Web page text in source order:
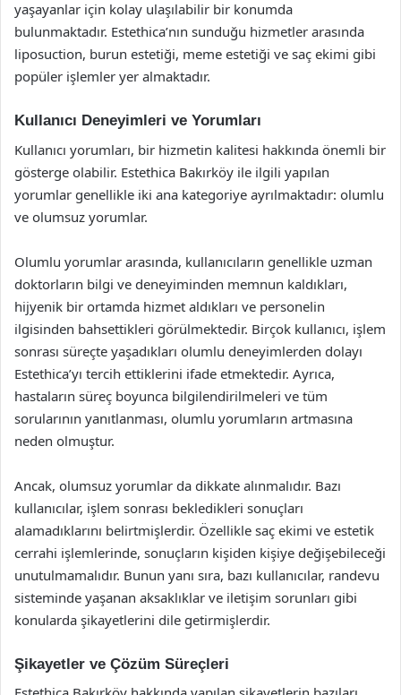
yaşayanlar için kolay ulaşılabilir bir konumda
bulunmaktadır. Estethica’nın sunduğu hizmetler arasında
liposuction, burun estetiği, meme estetiği ve saç ekimi gibi
popüler işlemler yer almaktadır.
Kullanıcı Deneyimleri ve Yorumları
Kullanıcı yorumları, bir hizmetin kalitesi hakkında önemli bir
gösterge olabilir. Estethica Bakırköy ile ilgili yapılan
yorumlar genellikle iki ana kategoriye ayrılmaktadır: olumlu
ve olumsuz yorumlar.
Olumlu yorumlar arasında, kullanıcıların genellikle uzman
doktorların bilgi ve deneyiminden memnun kaldıkları,
hijyenik bir ortamda hizmet aldıkları ve personelin
ilgisinden bahsettikleri görülmektedir. Birçok kullanıcı, işlem
sonrası süreçte yaşadıkları olumlu deneyimlerden dolayı
Estethica’yı tercih ettiklerini ifade etmektedir. Ayrıca,
hastaların süreç boyunca bilgilendirilmeleri ve tüm
sorularının yanıtlanması, olumlu yorumların artmasına
neden olmuştur.
Ancak, olumsuz yorumlar da dikkate alınmalıdır. Bazı
kullanıcılar, işlem sonrası bekledikleri sonuçları
alamadıklarını belirtmişlerdir. Özellikle saç ekimi ve estetik
cerrahi işlemlerinde, sonuçların kişiden kişiye değişebileceği
unutulmamalıdır. Bunun yanı sıra, bazı kullanıcılar, randevu
sisteminde yaşanan aksaklıklar ve iletişim sorunları gibi
konularda şikayetlerini dile getirmişlerdir.
Şikayetler ve Çözüm Süreçleri